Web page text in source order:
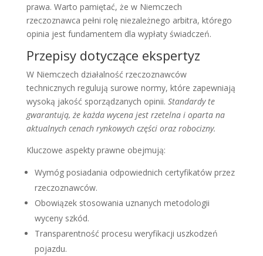
prawa. Warto pamiętać, że w Niemczech
rzeczoznawca pełni rolę niezależnego arbitra, którego
opinia jest fundamentem dla wypłaty świadczeń.
Przepisy dotyczące ekspertyz
W Niemczech działalność rzeczoznawców
technicznych regulują surowe normy, które zapewniają
wysoką jakość sporządzanych opinii. Standardy te
gwarantują, że każda wycena jest rzetelna i oparta na
aktualnych cenach rynkowych części oraz robocizny.
Kluczowe aspekty prawne obejmują:
Wymóg posiadania odpowiednich certyfikatów przez
rzeczoznawców.
Obowiązek stosowania uznanych metodologii
wyceny szkód.
Transparentność procesu weryfikacji uszkodzeń
pojazdu.